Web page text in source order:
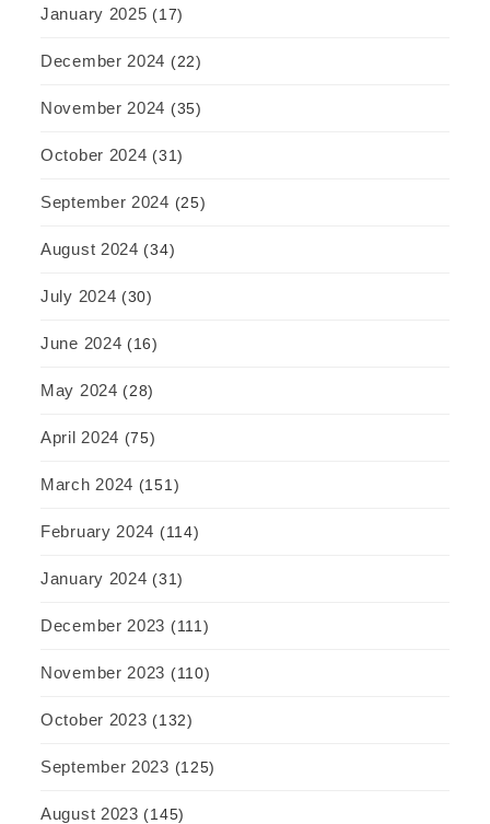
January 2025 (17)
December 2024 (22)
November 2024 (35)
October 2024 (31)
September 2024 (25)
August 2024 (34)
July 2024 (30)
June 2024 (16)
May 2024 (28)
April 2024 (75)
March 2024 (151)
February 2024 (114)
January 2024 (31)
December 2023 (111)
November 2023 (110)
October 2023 (132)
September 2023 (125)
August 2023 (145)